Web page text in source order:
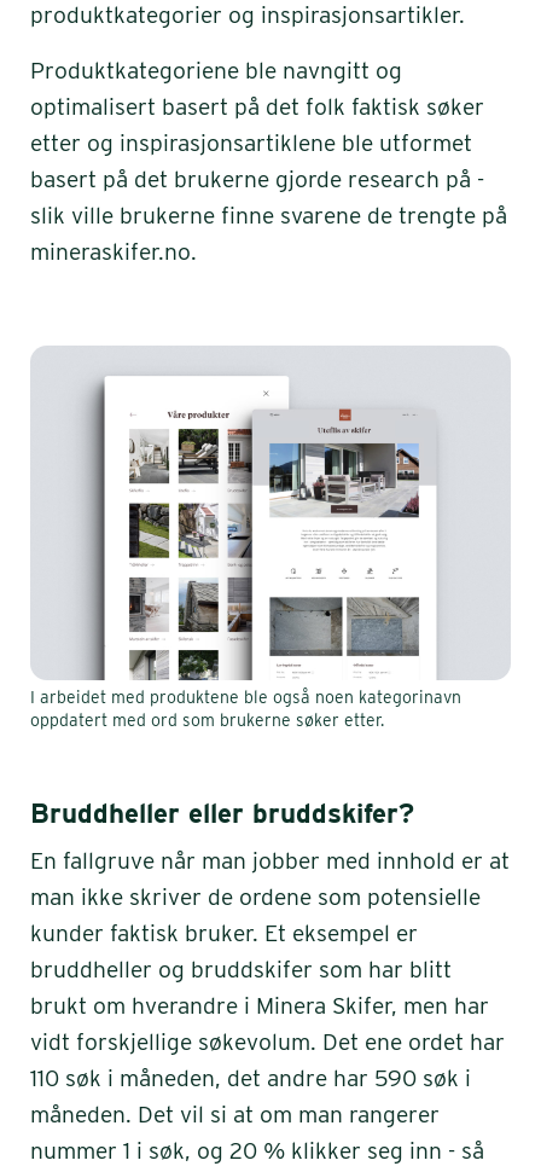
produktkategorier og inspirasjonsartikler.
Produktkategoriene ble navngitt og
optimalisert basert på det folk faktisk søker
etter og inspirasjonsartiklene ble utformet
basert på det brukerne gjorde research på -
slik ville brukerne finne svarene de trengte på
mineraskifer.no.
I arbeidet med produktene ble også noen kategorinavn
oppdatert med ord som brukerne søker etter.
Bruddheller eller bruddskifer?
En fallgruve når man jobber med innhold er at
man ikke skriver de ordene som potensielle
kunder faktisk bruker. Et eksempel er
bruddheller og bruddskifer som har blitt
brukt om hverandre i Minera Skifer, men har
vidt forskjellige søkevolum. Det ene ordet har
110 søk i måneden, det andre har 590 søk i
måneden. Det vil si at om man rangerer
nummer 1 i søk, og 20 % klikker seg inn - så